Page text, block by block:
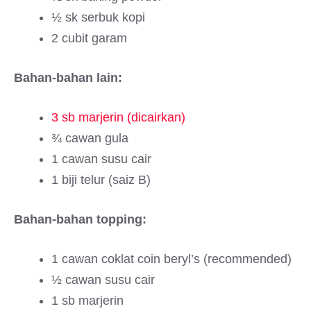
½ sk serbuk kopi
2 cubit garam
Bahan-bahan lain:
3 sb marjerin (dicairkan)
¾ cawan gula
1 cawan susu cair
1 biji telur (saiz B)
Bahan-bahan topping:
1 cawan coklat coin beryl’s (recommended)
½ cawan susu cair
1 sb marjerin